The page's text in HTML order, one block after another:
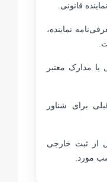
قانونی.
نماینده،
یا مدارک معتبر
برای شناور
از ثبت خارجی
مورد.